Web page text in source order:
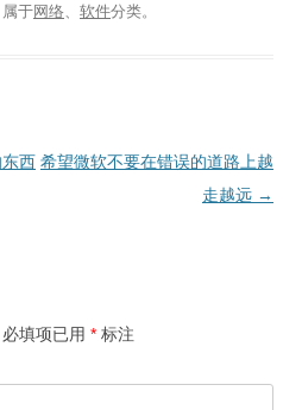
属于网络 软件分类。
西 希望微软不要在错误的道路上越
走越远 →
必填项已用 * 标注